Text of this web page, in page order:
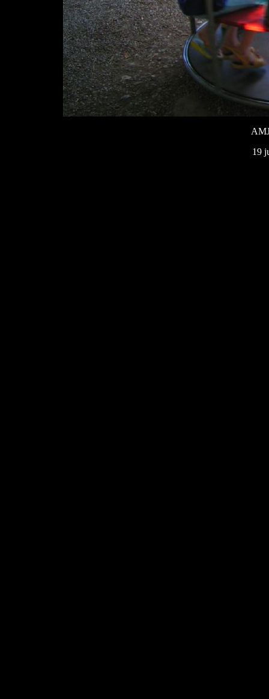
19